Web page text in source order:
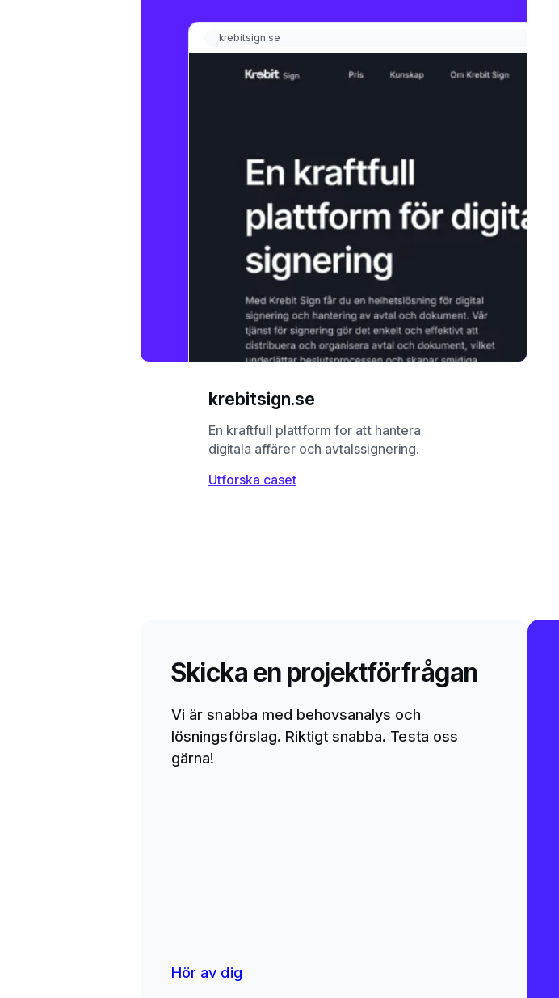
krebitsign.se
En kraftfull plattform for att hantera
digitala affärer och avtalssignering.
Utforska caset
Skicka en projektförfrågan
Vi är snabba med behovsanalys och
lösningsförslag. Riktigt snabba. Testa oss
gärna!
Hör av dig